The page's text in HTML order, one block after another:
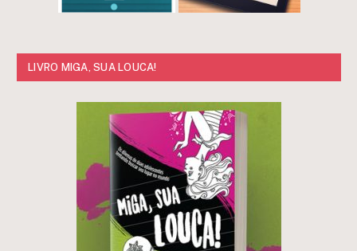
LIVRO MIGA, SUA LOUCA!